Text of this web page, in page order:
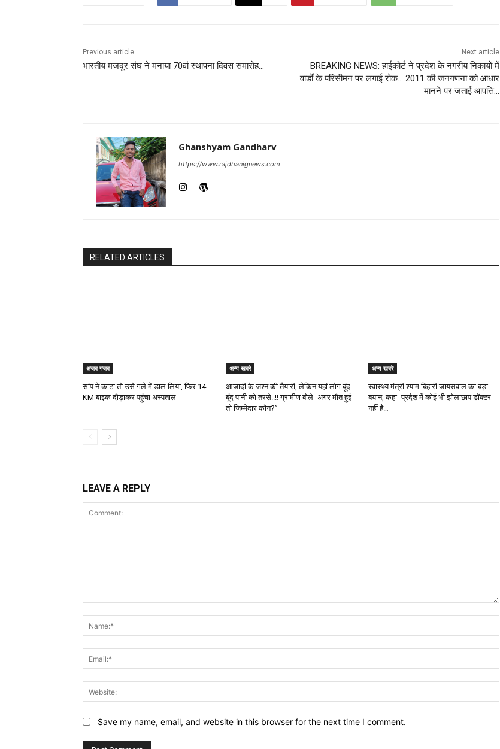
Previous article
भारतीय मजदूर संघ ने मनाया 70वां स्थापना दिवस समारोह…
Next article
BREAKING NEWS: हाईकोर्ट ने प्रदेश के नगरीय निकायों में
वार्डों के परिसीमन पर लगाई रोक… 2011 की जनगणना को आधार
मानने पर जताई आपत्ति…
Ghanshyam Gandharv
https://www.rajdhanignews.com
RELATED ARTICLES
अजब गजब
सांप ने काटा तो उसे गले में डाल लिया, फिर 14
KM बाइक दौड़ाकर पहुंचा अस्पताल
अन्य खबरे
आजादी के जश्न की तैयारी, लेकिन यहां लोग बूंद-
बूंद पानी को तरसे..!! ग्रामीण बोले- अगर मौत हुई
तो जिम्मेदार कौन?”
अन्य खबरे
स्वास्थ्य मंत्री श्याम बिहारी जायसवाल का बड़ा
बयान, कहा- प्रदेश में कोई भी झोलाछाप डॉक्टर
नहीं है…
LEAVE A REPLY
Save my name, email, and website in this browser for the next time I comment.